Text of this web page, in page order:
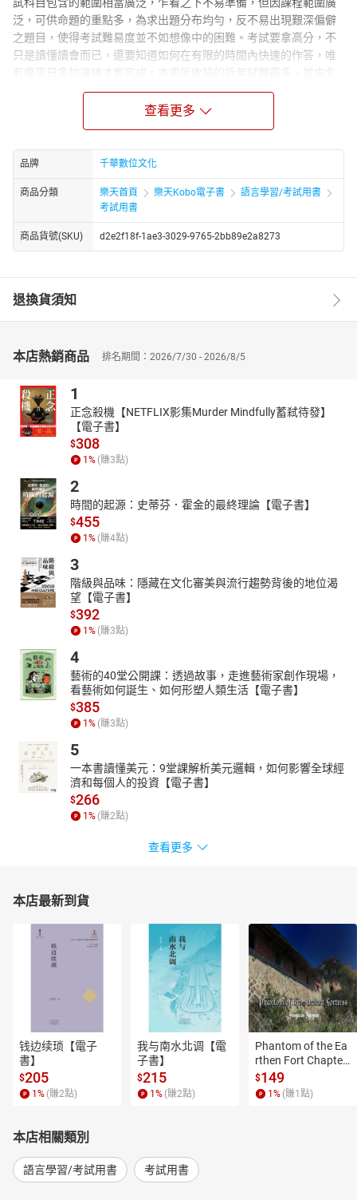
泛，可供命題的重點多，為求出題分布均勻，反不易出現艱深偏僻
之題目，使得考試難易度並不如想像中的困難。考試要拿高分，不
只是讀懂讀會而已，還要知道如何在有限的時間內快速的作答，唯
有靠平日多加演練才能完成。本書所收錄的近年試題最多，並由名
師題題解析，不僅可讓考生能隨時自我檢視學習成果，更可藉由練
習近年試題來理解考試脈絡，快速獲得短時間提升分數的效果。◎
主題式實力加強題庫，加強複習更有效率本書之編寫係根據最新公
各類基本電學相關書籍以及各種精華考題編輯而成，將其他「基本
電學」的相關試題，依照20個單元做分類編排，讓考生可針對自己
不熟悉的考試主題的題目逐一加強，短期快速提升應考實力。◎全
範圍綜合模擬考，考試臨場得心應手模擬升科大編排10回的模擬試
題，每回內容均以統一入學測驗的命題比例，收錄「基本電學」統
測命題大綱有相關的考題。考生們若能按部就班徹底研習本書，則
來做短期衝刺與加強，增加得分機會，最後在練習全範圍綜合模擬
考，相信可幫助考生建立系統性的知識並熟悉試題之型態，從而舉
預祝各位考生金榜題名。
查看更多
品牌 千華數位文化
商品分類 樂天首頁 樂天Kobo電子書
語言學習/考試用書
考試用書
商品貨號(SKU) d2e2f18f-1ae3-3029-9765-2bb89e2a8273
退換貨須知
本店熱銷商品 排名期間：2026/7/30 - 2026/8/5
1
正念殺機【NETFLIX影集Murder Mindfully蓄弒待發】
【電子書】
$308
1 % (賺3點)
2
時間的起源：史蒂芬．霍金的最終理論【電子書】
$455
1 % (賺4點)
3
階級與品味：隱藏在文化審美與流行趨勢背後的地位渴
望【電子書】
$392
1 % (賺3點)
4
藝術的40堂公開課：透過故事，走進藝術家創作現場，
看藝術如何誕生、如何形塑人類生活【電子書】
$385
1 % (賺3點)
5
一本書讀懂美元：9堂課解析美元邏輯，如何影響全球經
濟和每個人的投資【電子書】
$266
1 % (賺2點)
查看更多
本店最新到貨
钱边续琐【電子
書】
$205
1 % (賺2點)
我与南水北调【電
子書】
$215
1 % (賺2點)
Phantom of the Ea
rthen Fort Chapter
4【有聲書】
$149
1 % (賺1 點)
本店相關類別
語言學習/考試用書 考試用書